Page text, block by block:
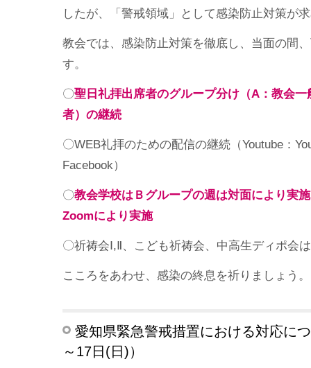
したが、「警戒領域」として感染防止対策が
教会では、感染防止対策を徹底し、当面の間
す。
〇聖日礼拝出席者のグループ分け（A：教会
者）の継続
〇WEB礼拝のための配信の継続（Youtube：
Facebook）
〇教会学校はＢグループの週は対面により実
Zoomにより実施
〇祈祷会Ⅰ,Ⅱ、こども祈祷会、中高生ディポ会
こころをあわせ、感染の終息を祈りましょう。
愛知県緊急警戒措置における対応に
～17日(日)）